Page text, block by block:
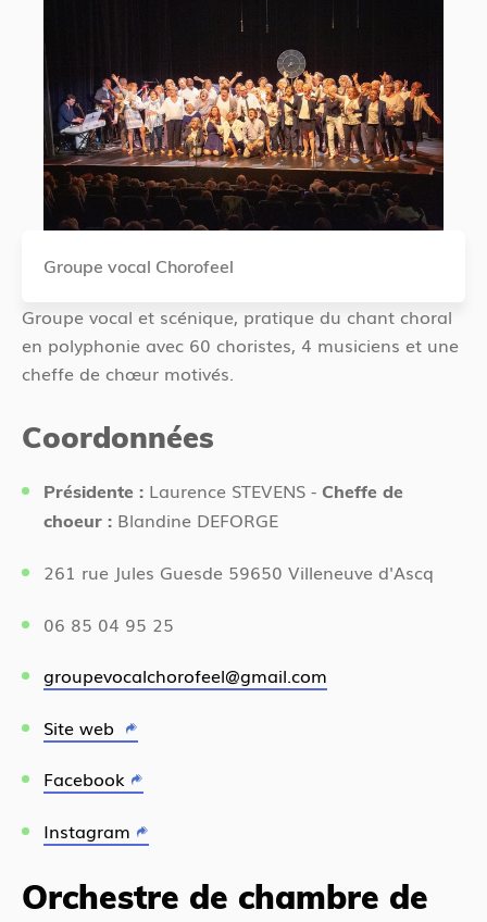
Groupe vocal Chorofeel
Groupe vocal et scénique, pratique du chant choral
en polyphonie avec 60 choristes, 4 musiciens et une
cheffe de chœur motivés.
Coordonnées
Présidente : Laurence STEVENS - Cheffe de
choeur : Blandine DEFORGE
261 rue Jules Guesde 59650 Villeneuve d'Ascq
06 85 04 95 25
groupevocalchorofeel@gmail.com
Site web
Facebook
Instagram
Orchestre de chambre de